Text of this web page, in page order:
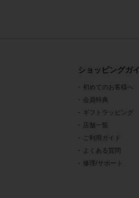
ショッピングガ
初めてのお客様へ
会員特典
ギフトラッピング
店舗一覧
ご利用ガイド
よくある質問
修理/サポート